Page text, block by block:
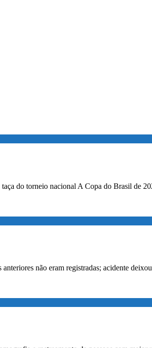
do torneio nacional A Copa do Brasil de
não eram registradas; acidente